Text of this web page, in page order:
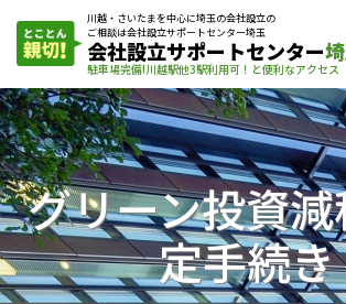
川越・さいたまを中心に埼玉の会社設立の
ご相談は会社設立サポートセンター埼玉
会社設立サポートセンター
駐車場完備!川越駅他3駅利用可！と便利なアクセス
グリーン投資
定手続き